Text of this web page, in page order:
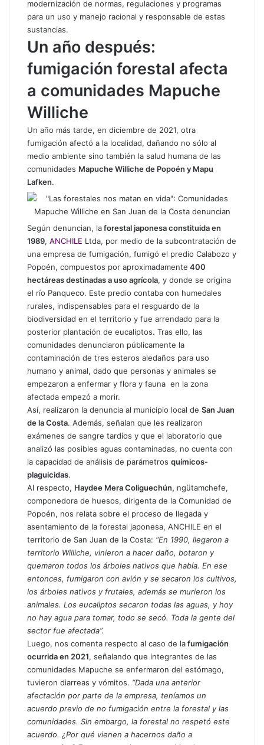
modernización de normas, regulaciones y programas
para un uso y manejo racional y responsable de estas
sustancias.
Un año después:
fumigación forestal afecta
a comunidades Mapuche
Williche
Un año más tarde, en diciembre de 2021, otra
fumigación afectó a la localidad, dañando no sólo al
medio ambiente sino también la salud humana de las
comunidades Mapuche Williche de Popoén y Mapu
Lafken.
Según denuncian, laforestal japonesa constituida en
1989, ANCHILE Ltda, por medio de la subcontratación de
una empresa de fumigación, fumigó el predio Calabozo y
Popoén, compuestos por aproximadamente 400
hectáreas destinadas a uso agrícola, y donde se origina
el río Panqueco. Este predio contaba con humedales
rurales, indispensables para el resguardo de la
biodiversidad en el territorio y fue arrendado para la
posterior plantación de eucaliptos. Tras ello, las
comunidades denunciaron públicamente la
contaminación de tres esteros aledaños para uso
humano y animal, dado que personas y animales se
empezaron a enfermar y flora y fauna en la zona
afectada empezó a morir.
Así, realizaron la denuncia al municipio local de San Juan
de la Costa. Además, señalan que les realizaron
exámenes de sangre tardíos y que el laboratorio que
analizó las posibles aguas contaminadas, no cuenta con
la capacidad de análisis de parámetros químicos-
plaguicidas.
Al respecto, Haydee Mera Coliguechún, ngütamchefe,
componedora de huesos, dirigenta de la Comunidad de
Popoén, nos relata sobre el proceso de llegada y
asentamiento de la forestal japonesa, ANCHILE en el
territorio de San Juan de la Costa: “En 1990, llegaron a
territorio Williche, vinieron a hacer daño, botaron y
quemaron todos los árboles nativos que había. En ese
entonces, fumigaron con avión y se secaron los cultivos,
los árboles nativos y frutales, además se murieron los
animales. Los eucaliptos secaron todas las aguas, y hoy
no hay agua para tomar, todo se secó. Toda la gente del
sector fue afectada”.
Luego, nos comenta respecto al caso de lafumigación
ocurrida en 2021, señalando que integrantes de las
comunidades Mapuche se enfermaron del estómago,
tuvieron diarreas y vómitos. “Dada una anterior
afectación por parte de la empresa, teníamos un
acuerdo previo de no fumigación entre la forestal y las
comunidades. Sin embargo, la forestal no respetó este
acuerdo. ¿Por qué vienen a hacernos daño a